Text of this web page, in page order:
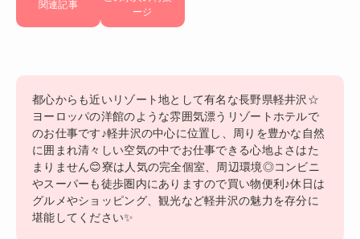
関連記事
ージ
都心からも近いリゾート地として有名な長野県軽井沢☆
ヨーロッパの洋館のような雰囲気漂うリゾートホテルで
のお仕事です♪軽井沢の中心に位置し、周りを豊かな自然
に囲まれ清々しい空気の中でお仕事できる心地よさはた
まりません😊寮は人気の完全個室、周辺環境◎コンビニ
やスーパーも徒歩圏内にありますので買い物便利♪休日は
グルメやショッピング、観光など軽井沢の魅力を存分に
堪能してください✨